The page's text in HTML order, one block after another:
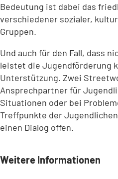
Bedeutung ist dabei das
verschiedener sozialer,
Gruppen.
Und auch für den Fall, dass
leistet die Jugendförderung
Unterstützung. Zwei
Ansprechpartner für
Situationen oder bei
Treffpunkte der
einen Dialog offen.
Weitere Informationen